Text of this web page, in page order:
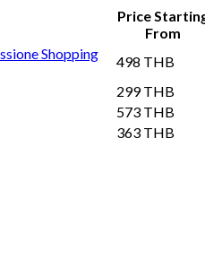
Price
From
Shopping
498 THB
299 THB
573 THB
363 THB